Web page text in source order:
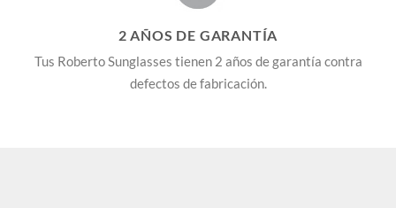
2 AÑOS DE GARANTÍA
Tus Roberto Sunglasses tienen 2 años de garantía contra
defectos de fabricación.